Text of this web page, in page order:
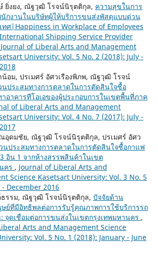
ยิ่งยง, ณัฐวุฒิ โรจน์นิรุตติกุล, ความสุขในการ
กงานในบริษัทผู้ให้บริการขนส่งพัสดุแบบด่วน
ทศ|Happiness in Workplace of Employees
Shipping Service Provider
Journal of Liberal Arts and Management
University: Vol. 5 No. 2 (2018): July -
อม, ปรเมศร์ อัศวเรืองพิภพ, ณัฐวุฒิ โรจน์
นประสมทางการตลาดในการตัดสินใจซื้อ
าคารทีโอเอของผู้ประกอบการในเขตพื้นที่ภาค
of Liberal Arts and Management
University: Vol. 4 No. 7 (2017): July -
ดมชัย, ณัฐวุฒิ โรจน์นิรุตติกุล, ปรเมศร์ อัศว
นประสมทางการตลาดในการตัดสินใจซื้อกาแฟ
อิน 1 จากห้างสรรพสินค้าในเขต
คร , Journal of Liberal Arts and
Science Kasetsart University: Vol. 3 No. 5
- December 2016
ธรรม, ณัฐวุฒิ โรจน์นิรุตติกุล, ปัจจัยด้าน
ย์ที่มีอิทธิพลต่อการรับรู้คุณภาพการใช้บริการรถ
จุดเชื่อมต่อการขนส่งในเขตกรุงเทพมหานคร ,
Arts and Management Science
Vol. 5 No. 1 (2018): January - June